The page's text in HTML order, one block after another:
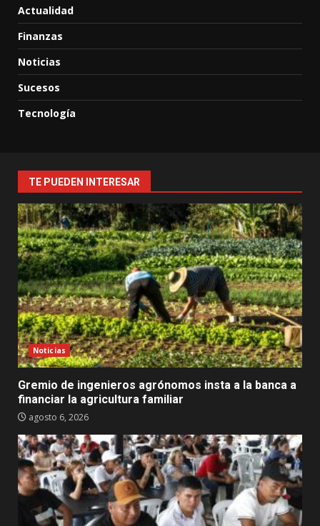
Actualidad
Finanzas
Noticias
Sucesos
Tecnología
TE PUEDEN INTERESAR
Noticias
Gremio de ingenieros agrónomos insta a la banca a
financiar la agricultura familiar
agosto 6, 2026